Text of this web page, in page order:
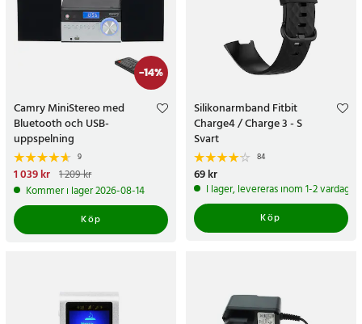
-14%
Camry MiniStereo med
Bluetooth och USB-
uppspelning
9
Nuvarande pris:
1 039 krTidigare pris:1 209 kr
1 039 kr 1 209 kr
Kommer i lager 2026-08-14
Köp
Silikonarmband Fitbit
Charge4 / Charge 3 - S
Svart
84
Pris:
69 kr
I lager, levereras inom 1-2 vardagar
Köp